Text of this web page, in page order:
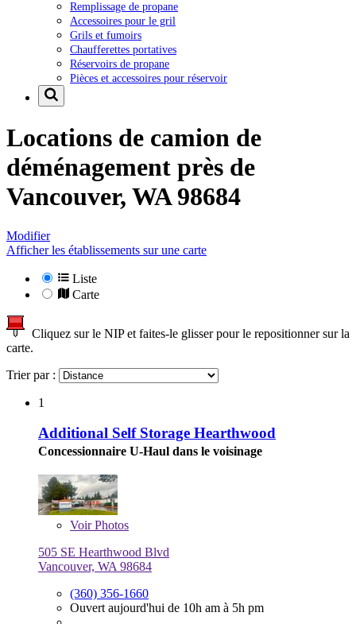
Remplissage de propane
Accessoires pour le gril
Grils et fumoirs
Chaufferettes portatives
Réservoirs de propane
Pièces et accessoires pour réservoir
Locations de camion de
déménagement près de
Vancouver, WA 98684
Modifier
Afficher les établissements sur une carte
Liste
Carte
Cliquez sur le NIP et faites-le glisser pour le repositionner sur la
carte.
Trier par :
1
Additional Self Storage Hearthwood
Concessionnaire U-Haul dans le voisinage
VoirPhotos
505 SE Hearthwood Blvd
Vancouver, WA 98684
(360) 356-1660
Ouvert aujourd'hui de 10h am à 5h pm